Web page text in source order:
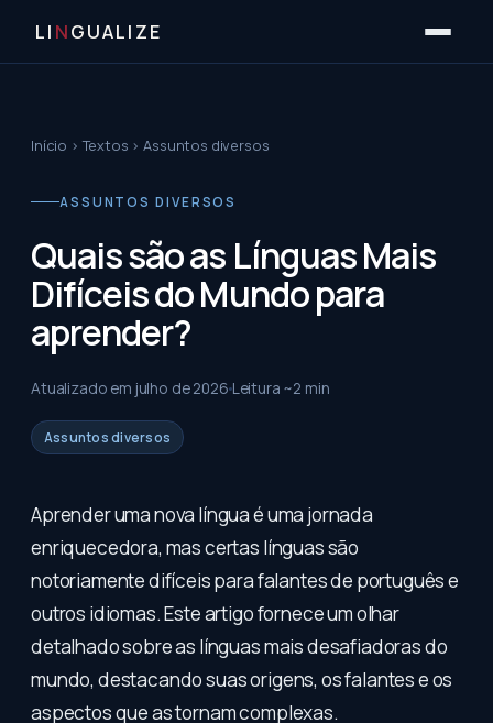
LI NGUALIZE
Início ›Textos ›Assuntos diversos
ASSUNTOS DIVERSOS
Quais são as Línguas Mais
Difíceis do Mundo para
aprender?
Atualizado em julho de 2026Leitura ~2 min
Assuntos diversos
Aprender uma nova língua é uma jornada
enriquecedora, mas certas línguas são
notoriamente difíceis para falantes de português e
outros idiomas. Este artigo fornece um olhar
detalhado sobre as línguas mais desafiadoras do
mundo, destacando suas origens, os falantes e os
aspectos que as tornam complexas.